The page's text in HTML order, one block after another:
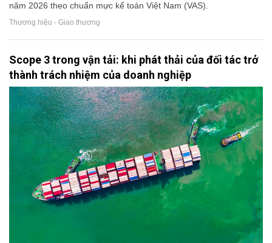
năm 2026 theo chuẩn mực kế toán Việt Nam (VAS).
Thương hiệu - Giao thương
Scope 3 trong vận tải: khi phát thải của đối tác trở
thành trách nhiệm của doanh nghiệp